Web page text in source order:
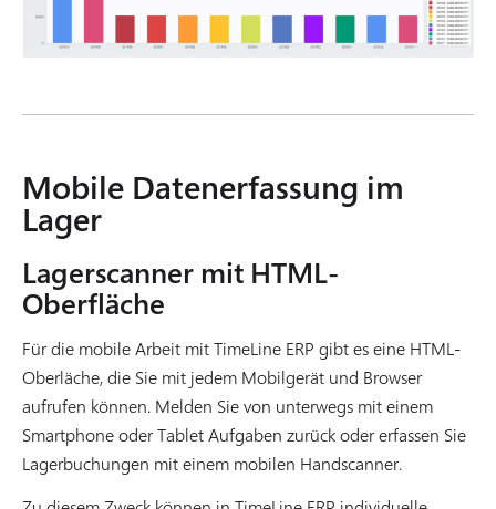
Mobile Datenerfassung im
Lager
Lagerscanner mit HTML-
Oberfläche
Für die mobile Arbeit mit TimeLine ERP gibt es eine HTML-
Oberläche, die Sie mit jedem Mobilgerät und Browser
aufrufen können. Melden Sie von unterwegs mit einem
Smartphone oder Tablet Aufgaben zurück oder erfassen Sie
Lagerbuchungen mit einem mobilen Handscanner.